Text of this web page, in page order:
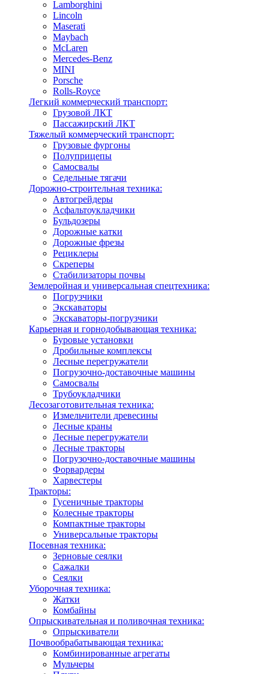
Lamborghini
Lincoln
Maserati
Maybach
McLaren
Mercedes-Benz
MINI
Porsche
Rolls-Royce
Легкий коммерческий транспорт:
Грузовой ЛКТ
Пассажирский ЛКТ
Тяжелый коммерческий транспорт:
Грузовые фургоны
Полуприцепы
Самосвалы
Седельные тягачи
Дорожно-строительная техника:
Автогрейдеры
Асфальтоукладчики
Бульдозеры
Дорожные катки
Дорожные фрезы
Рециклеры
Скреперы
Стабилизаторы почвы
Землеройная и универсальная спецтехника:
Погрузчики
Экскаваторы
Экскаваторы-погрузчики
Карьерная и горнодобывающая техника:
Буровые установки
Дробильные комплексы
Лесные перегружатели
Погрузочно-доставочные машины
Самосвалы
Трубоукладчики
Лесозаготовительная техника:
Измельчители древесины
Лесные краны
Лесные перегружатели
Лесные тракторы
Погрузочно-доставочные машины
Форвардеры
Харвестеры
Тракторы:
Гусеничные тракторы
Колесные тракторы
Компактные тракторы
Универсальные тракторы
Посевная техника:
Зерновые сеялки
Сажалки
Сеялки
Уборочная техника:
Жатки
Комбайны
Опрыскивательная и поливочная техника:
Опрыскиватели
Почвообрабатывающая техника:
Комбинированные агрегаты
Мульчеры